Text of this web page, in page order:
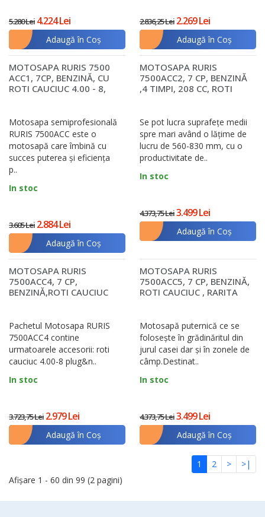
5.280 Lei 4.224 Lei
Adaugă în Coş
2.836,25 Lei 2.269 Lei
Adaugă în Coş
MOTOSAPA RURIS 7500
ACC1, 7CP, BENZINĂ, CU
ROTI CAUCIUC 4.00 - 8,
Motosapa semiprofesională
RURIS 7500ACC este o
motosapă care îmbină cu
succes puterea și eficiența
p..
In stoc
3.605 Lei 2.884 Lei
Adaugă în Coş
MOTOSAPA RURIS
7500ACC2, 7 CP, BENZINĂ
,4 TIMPI, 208 CC, ROTI
Se pot lucra suprafețe medii
spre mari având o lățime de
lucru de 560-830 mm, cu o
productivitate de..
In stoc
4.373,75 Lei3.499 Lei
Adaugă în Coş
MOTOSAPA RURIS
7500ACC4, 7 CP,
BENZINĂ,ROTI CAUCIUC
Pachetul Motosapa RURIS
7500ACC4 contine
urmatoarele accesorii: roti
cauciuc 4.00-8 plug&n..
In stoc
3.723,75 Lei 2.979 Lei
Adaugă în Coş
MOTOSAPA RURIS
7500ACC5, 7 CP, BENZINĂ,
ROTI CAUCIUC , RARITA
Motosapă puternică ce se
foloseşte în grădinăritul din
jurul casei dar şi în zonele de
câmp.Destinat..
In stoc
4.373,75 Lei3.499 Lei
Adaugă în Coş
1 2 >
>|
Afişare 1 - 60 din 99 (2 pagini)